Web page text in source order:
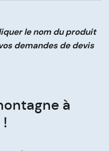
le nom du produit
demandes de devis
à